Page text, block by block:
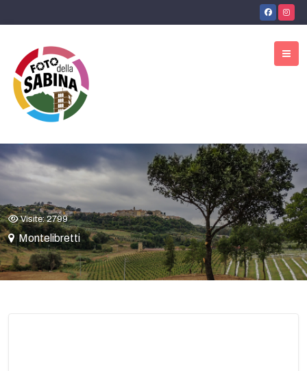
Visite: 2799
Montelibretti